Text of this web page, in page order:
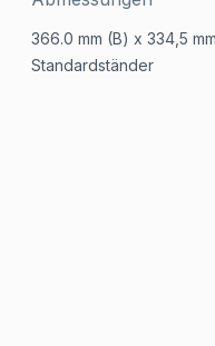
366.0 mm (B) x 334,5
Standardständer